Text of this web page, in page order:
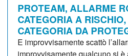
PROTEAM, ALLARME
CATEGORIA A
CATEGORIA DA
E improvvisamente scattò
improvvisamente qualcuno si è